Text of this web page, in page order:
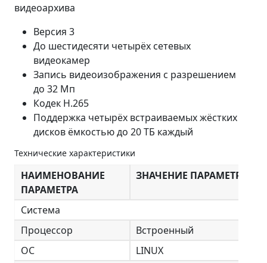
видеоархива
Версия 3
До шестидесяти четырёх сетевых
видеокамер
Запись видеоизображения с разрешением
до 32 Мп
Кодек Н.265
Поддержка четырёх встраиваемых жёстких
дисков ёмкостью до 20 ТБ каждый
Технические характеристики
НАИМЕНОВАНИЕ
ПАРАМЕТРА
ЗНАЧЕНИЕ ПАРАМЕТРА
Система
Процессор
Встроенный
ОС
LINUX